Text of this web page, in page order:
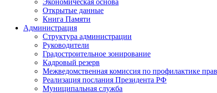
Экономическая основа
Открытые данные
Книга Памяти
Администрация
Структура администрации
Руководители
Градостроительное зонирование
Кадровый резерв
Межведомственная комиссия по профилактике
Реализация послания Президента РФ
Муниципальная служба